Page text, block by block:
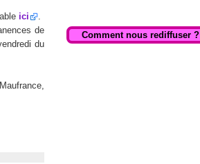
Comment nous rediffuser ?
ici
.
de
du